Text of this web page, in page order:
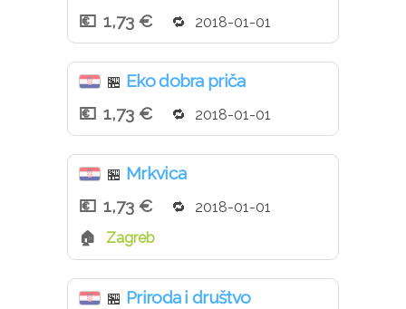
1,73 €
2018-01-01
🏪 Eko dobra priča
1,73 €
2018-01-01
🏪 Mrkvica
1,73 €
2018-01-01
Zagreb
🏪 Priroda i društvo